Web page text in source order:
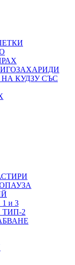
КУДЗУ СЪС
и 3
2